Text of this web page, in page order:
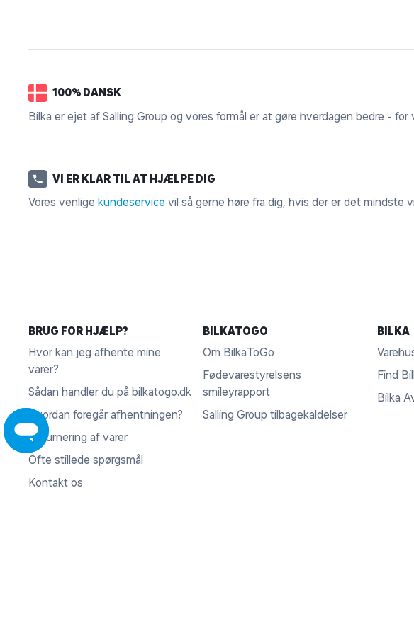
100% DANSK
Bilka er ejet af Salling Group og vores formål er at gøre hverdagen bedre -
VI ER KLAR TIL AT HJÆLPE DIG
Vores venlige kundeservice vil så gerne høre fra dig, hvis der er det mindste
BRUG FOR HJÆLP?
Hvor kan jeg afhente mine
varer?
Sådan handler du på bilkatogo.dk
Hvordan foregår afhentningen?
Returnering af varer
Ofte stillede spørgsmål
Kontakt os
BILKATOGO
Om BilkaToGo
Fødevarestyrelsens
smileyrapport
Salling Group tilbagekaldelser
BILKA
Find
Bilka